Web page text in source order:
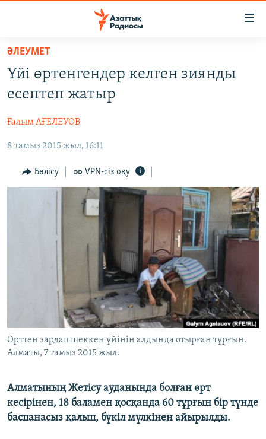
Skip
main
content
to
Navigation
САЯСАТ
ҚАҢТАР ОҚИҒАСЫ
АДАМ ҚҰҚЫҚТАРЫ
ӘЛЕУМЕТ
АРНАЙЫ ЖОБАЛАР
Басқа тілдерде
ӘЛЕУМЕТ
Үйі өртенгендер келген зиянды
есептеп жатыр
Ғалым АҒЕЛЕУОВ
8 тамыз 2015 жыл, 16:11
Бөлісу VPN-сіз оқу
Өрттен зардап шеккен үйінің алдында отырған тұрғын.
Алматы, 7 тамыз 2015 жыл.
Алматының Жетісу ауданында болған өрт
кесірінен, 18 баламен қосқанда 60 тұрғын бір түнде
баспанасыз қалып, бүкіл мүлкінен айырылды.